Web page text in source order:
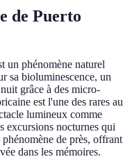
de Puerto
un phénomène naturel
sa bioluminescence, un
grâce à des micro-
est l'une des rares au
lumineux comme
excursions nocturnes qui
de près, offrant
dans les mémoires.